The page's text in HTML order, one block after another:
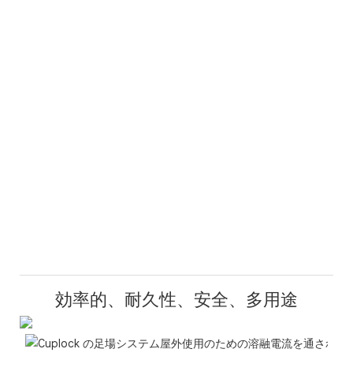
効率的、耐久性、安全、多用途